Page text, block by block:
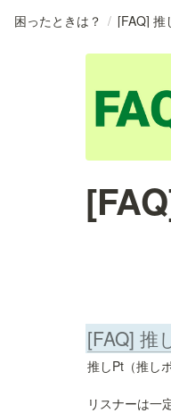
困ったときは？ / [FAQ] 推
[FAQ] 推
推しPt（推し
リスナーは一